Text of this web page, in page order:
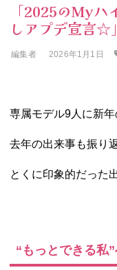
「2025のMy
しアプデ宣言☆
編集者 2026年1月1日
専属モデル9人に新
去年の出来事も振り
とくに印象的だった
“もっとできる私